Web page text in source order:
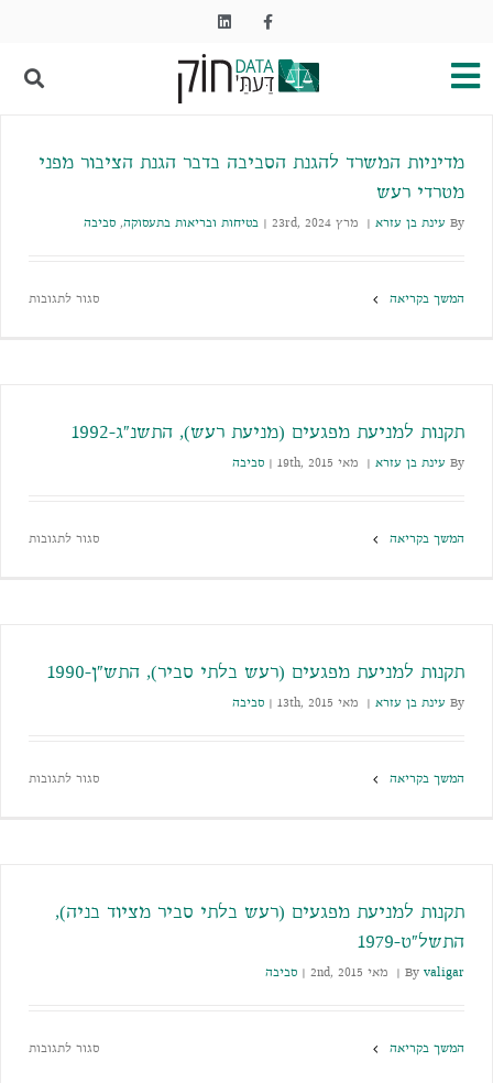
מדיניות המשרד להגנת הסביבה בדבר הגנת הציבור מפני
מטרדי רעש
עינת בן עזרא | מרץ 23rd, 2024 | בטיחות ובריאות בתעסוקה,סביבה
המשך בקריאה סגור לתגובות
תקנות למניעת מפגעים (מניעת רעש), התשנ"ג-1992
עינת בן עזרא | מאי 19th, 2015 | סביבה
המשך בקריאה סגור לתגובות
תקנות למניעת מפגעים (רעש בלתי סביר), התש"ן-1990
עינת בן עזרא | מאי 13th, 2015 | סביבה
המשך בקריאה סגור לתגובות
תקנות למניעת מפגעים (רעש בלתי סביר מציוד בניה),
התשל"ט-1979
Byvaligar מאי 2nd, 2015 | סביבה
המשך בקריאה סגור לתגובות